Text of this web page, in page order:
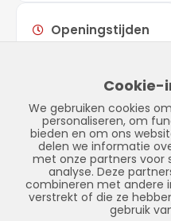
Openingstijden
ZondagGesloten
Cookie-
We gebruiken cookies
personaliseren, om
bieden en om ons
delen we informatie
met onze partners voor
analyse. Deze
combineren met andere
verstrekt of die ze
gebruik